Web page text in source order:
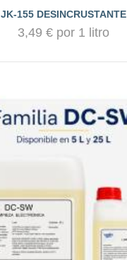
JK-155 DESINCRUSTANTE
3,49 € por 1 litro